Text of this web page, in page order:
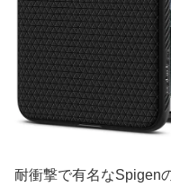
耐衝撃で有名なSpigen